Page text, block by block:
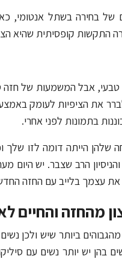
של בחירה בשתל אנטומי,
התקשות קופסיתית שהיא
טבעי, אבל המשמעות של
את הציפיות לעומק
בתמונות לפני אחרי.
שלהן הייתה דומה לזו
הרב שצבר. יש
מהחזה והחיים
ביותר שיש ולכן
בהן יש יותר נשים עם